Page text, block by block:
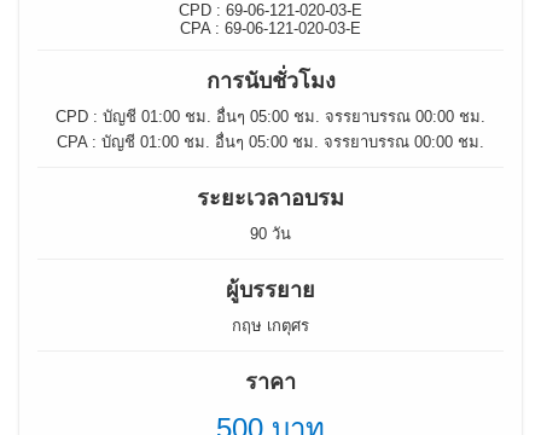
CPD : 69-06-121-020-03-E
CPA : 69-06-121-020-03-E
การนับชั่วโมง
CPD : บัญชี 01:00 ชม. อื่นๆ 05:00 ชม. จรรยาบรรณ 00:00 ชม.
CPA : บัญชี 01:00 ชม. อื่นๆ 05:00 ชม. จรรยาบรรณ 00:00 ชม.
ระยะเวลาอบรม
90 วัน
ผู้บรรยาย
กฤษ เกตุศร
ราคา